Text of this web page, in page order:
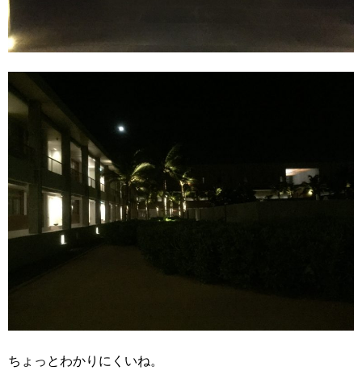
ちょっとわかりにくいね。